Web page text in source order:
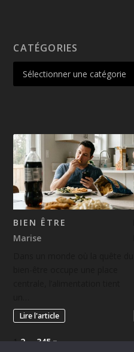
CATÉGORIES
BIEN ÊTRE
Marise
Lire l'article
1 2 345 »